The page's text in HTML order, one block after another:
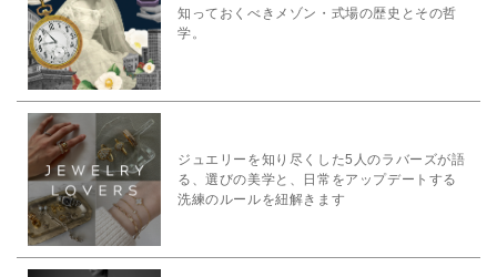
知っておくべきメゾン・式場の歴史とその哲
学。
ジュエリーを知り尽くした5人のラバーズが語
る、選びの美学と、日常をアップデートする
洗練のルールを紐解きます